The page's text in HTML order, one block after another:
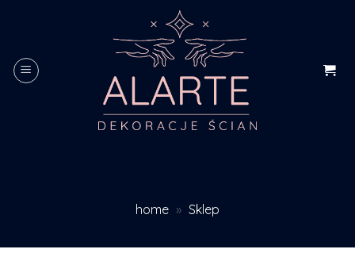
home » Sklep